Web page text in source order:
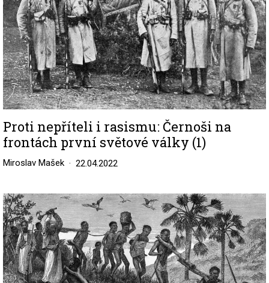
Proti nepříteli i rasismu: Černoši na
frontách první světové války (1)
Miroslav Mašek 22.04.2022
Image